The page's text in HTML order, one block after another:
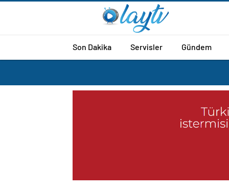
Son Dakika Servisler Gündem